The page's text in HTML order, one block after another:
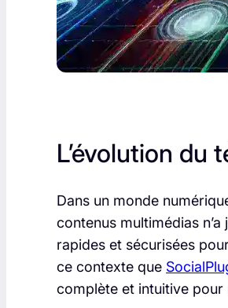
L’évolution du
Dans un monde
contenus multimédias
rapides et sécurisées
ce contexte que
complète et intuitive pour